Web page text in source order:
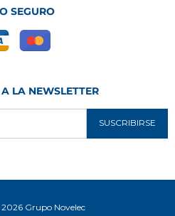
SEGURO
LA NEWSLETTER
SUSCRIBIRSE
Grupo Novelec